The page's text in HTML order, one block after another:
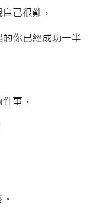
己很難，
你已經成功一半
事，